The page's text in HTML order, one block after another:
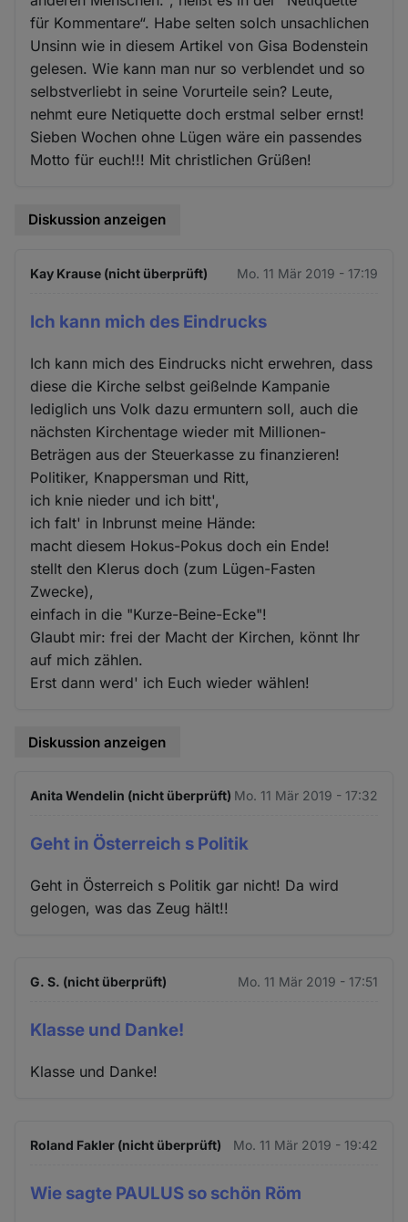
für Kommentare“. Habe selten solch unsachlichen
Unsinn wie in diesem Artikel von Gisa Bodenstein
gelesen. Wie kann man nur so verblendet und so
selbstverliebt in seine Vorurteile sein? Leute,
nehmt eure Netiquette doch erstmal selber ernst!
Sieben Wochen ohne Lügen wäre ein passendes
Motto für euch!!! Mit christlichen Grüßen!
Diskussion anzeigen
Kay Krause (nicht überprüft) Mo. 11 Mär 2019 - 17:19
Ich kann mich des Eindrucks
Ich kann mich des Eindrucks nicht erwehren, dass
diese die Kirche selbst geißelnde Kampanie
lediglich uns Volk dazu ermuntern soll, auch die
nächsten Kirchentage wieder mit Millionen-
Beträgen aus der Steuerkasse zu finanzieren!
Politiker, Knappersman und Ritt,
ich knie nieder und ich bitt',
ich falt' in Inbrunst meine Hände:
macht diesem Hokus-Pokus doch ein Ende!
stellt den Klerus doch (zum Lügen-Fasten
Zwecke),
einfach in die "Kurze-Beine-Ecke"!
Glaubt mir: frei der Macht der Kirchen, könnt Ihr
auf mich zählen.
Erst dann werd' ich Euch wieder wählen!
Diskussion anzeigen
Anita Wendelin (nicht überprüft) Mo. 11 Mär 2019 - 17:32
Geht in Österreich s Politik
Geht in Österreich s Politik gar nicht! Da wird
gelogen, was das Zeug hält!!
G. S. (nicht überprüft) Mo. 11 Mär 2019 - 17:51
Klasse und Danke!
Klasse und Danke!
Roland Fakler (nicht überprüft) Mo. 11 Mär 2019 - 19:42
Wie sagte PAULUS so schön Röm